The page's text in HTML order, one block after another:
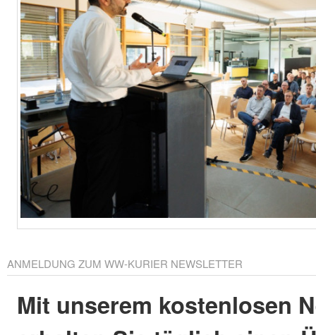
ANMELDUNG ZUM WW-KURIER NEWSLETTER
Mit unserem kostenlosen